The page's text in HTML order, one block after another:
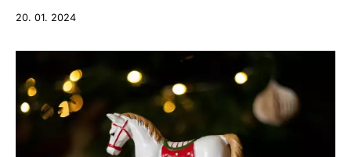
20. 01. 2024